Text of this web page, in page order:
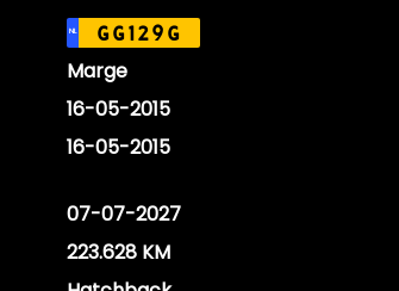
NL GG129G
Marge
16-05-2015
16-05-2015
07-07-2027
223.628 KM